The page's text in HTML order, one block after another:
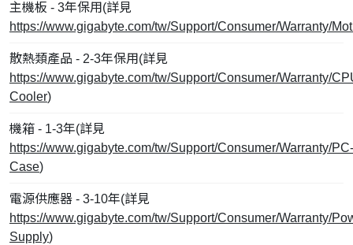
主機板 - 3年保用(詳見
https://www.gigabyte.com/tw/Support/Consumer/Warranty/
散熱類產品 - 2-3年保用(詳見
https://www.gigabyte.com/tw/Support/Consumer/Warranty/
Cooler)
機箱 - 1-3年(詳見
https://www.gigabyte.com/tw/Support/Consumer/Warranty/PC-
Case)
電源供應器 - 3-10年(詳見
https://www.gigabyte.com/tw/Support/Consumer/Warranty/
Supply)